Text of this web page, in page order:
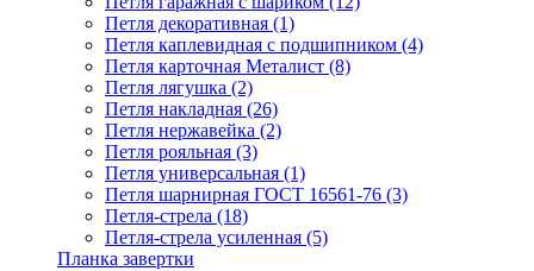
Петля декоративная (1)
Петля каплевидная с подшипником (4)
Петля карточная Металист (8)
Петля лягушка (2)
Петля накладная (26)
Петля нержавейка (2)
Петля рояльная (3)
Петля универсальная (1)
Петля шарнирная ГОСТ 16561-76 (3)
Петля-стрела (18)
Петля-стрела усиленная (5)
Планка завертки